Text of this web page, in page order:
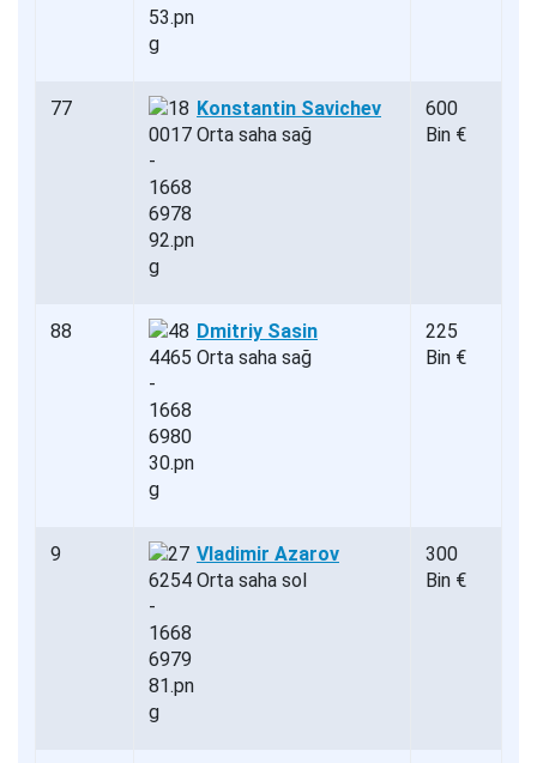
77
Konstantin Savichev
Orta saha sağ
600
Bin €
88
Dmitriy Sasin
Orta saha sağ
225
Bin €
9
Vladimir Azarov
Orta saha sol
300
Bin €